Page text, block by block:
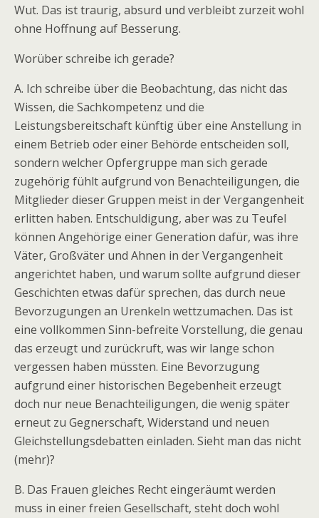
Wut. Das ist traurig, absurd und verbleibt zurzeit wohl
ohne Hoffnung auf Besserung.
Worüber schreibe ich gerade?
A. Ich schreibe über die Beobachtung, das nicht das
Wissen, die Sachkompetenz und die
Leistungsbereitschaft künftig über eine Anstellung in
einem Betrieb oder einer Behörde entscheiden soll,
sondern welcher Opfergruppe man sich gerade
zugehörig fühlt aufgrund von Benachteiligungen, die
Mitglieder dieser Gruppen meist in der Vergangenheit
erlitten haben. Entschuldigung, aber was zu Teufel
können Angehörige einer Generation dafür, was ihre
Väter, Großväter und Ahnen in der Vergangenheit
angerichtet haben, und warum sollte aufgrund dieser
Geschichten etwas dafür sprechen, das durch neue
Bevorzugungen an Urenkeln wettzumachen. Das ist
eine vollkommen Sinn-befreite Vorstellung, die genau
das erzeugt und zurückruft, was wir lange schon
vergessen haben müssten. Eine Bevorzugung
aufgrund einer historischen Begebenheit erzeugt
doch nur neue Benachteiligungen, die wenig später
erneut zu Gegnerschaft, Widerstand und neuen
Gleichstellungsdebatten einladen. Sieht man das nicht
(mehr)?
B. Das Frauen gleiches Recht eingeräumt werden
muss in einer freien Gesellschaft, steht doch wohl